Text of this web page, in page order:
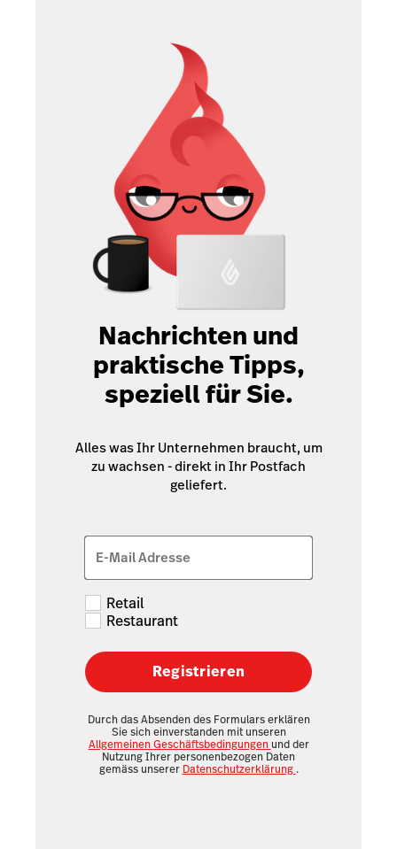
Nachrichten und
praktische Tipps,
speziell für Sie.
Alles was Ihr Unternehmen braucht, um
zu wachsen - direkt in Ihr Postfach
geliefert.
E-Mail Adresse
Retail
Restaurant
Registrieren
Durch das Absenden des Formulars erklären
Sie sich einverstanden mit unseren
Allgemeinen Geschäftsbedingungen und der
Nutzung Ihrer personenbezogen Daten
gemäss unserer Datenschutzerklärung .